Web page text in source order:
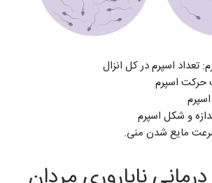
تعداد اسپرم در کل انزال
اسپرم
و شکل اسپرم
مایع شدن منی.